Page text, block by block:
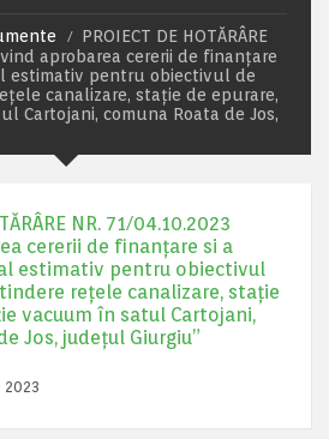
PROIECT DE HOTĂRÂRE
aprobarea cererii de finanțare
estimativ pentru obiectivul de
canalizare, stație de epurare,
Cartojani, comuna Roata de Jos,
NR. 71/04.10.2023
cererii de finanțare si a
estimativ pentru obiectivul
rețele canalizare, stație
vacuum în satul Cartojani,
Jos, județul Giurgiu”
2023